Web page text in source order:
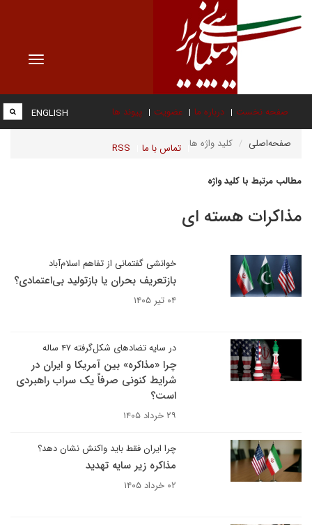
Toggle
صفحه نخست درباره ما عضویت پیوند ها
تماس با ما RSS
ENGLISH
صفحه‌اصلی کلید واژه ها
مطالب مرتبط با کلید واژه
مذاکرات هسته ای
خوانشی گفتمانی از تفاهم اسلام‌آباد
بازتعریف بحران یا بازتولید بی‌اعتمادی؟
۰۴ تیر ۱۴۰۵
در سایه تضادهای شکل‌گرفته ۴۷ ساله
چرا «مذاکره» بین آمریکا و ایران در
شرایط کنونی صرفاً یک سراب راهبردی
است؟
۲۹ خرداد ۱۴۰۵
چرا ایران فقط باید واکنش نشان دهد؟
مذاکره زیر سایه تهدید
۰۲ خرداد ۱۴۰۵